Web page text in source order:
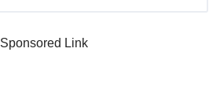
Sponsored Link